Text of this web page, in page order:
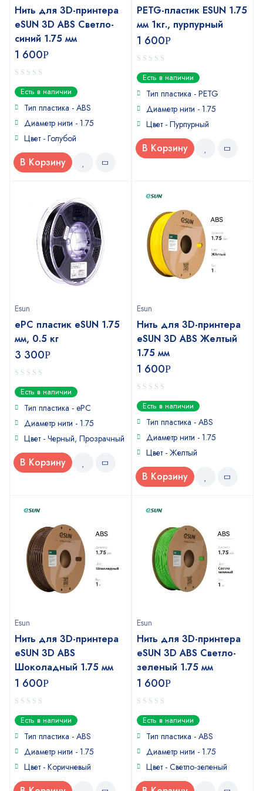
Нить для 3D-принтера
eSUN 3D ABS Светло-
синий 1.75 мм
1 600Р
0
out
of
Есть в наличии
Тип пластика - ABS
Диаметр нити - 1.75
Цвет - Голубой
В Корзину
PETG-пластик ESUN 1.75
мм 1кг., пурпурный
1 600Р
0
out
of
Есть в наличии
Тип пластика - PETG
Диаметр нити - 1.75
Цвет - Пурпурный
В Корзину
Esun
ePC пластик eSUN 1.75
мм, 0.5 кг
3 300Р
0
out
of
Есть в наличии
Тип пластика - ePC
Диаметр нити - 1.75
Цвет - Черный, Прозрачный
В Корзину
Esun
Нить для 3D-принтера
eSUN 3D ABS Желтый
1.75 мм
1 600Р
0
out
of
Есть в наличии
Тип пластика - ABS
Диаметр нити - 1.75
Цвет - Желтый
В Корзину
Esun
Нить для 3D-принтера
eSUN 3D ABS
Шоколадный 1.75 мм
1 600Р
0
out
of
Есть в наличии
Тип пластика - ABS
Диаметр нити - 1.75
Цвет - Коричневый
Esun
Нить для 3D-принтера
eSUN 3D ABS Светло-
зеленый 1.75 мм
1 600Р
0
out
of
Есть в наличии
Тип пластика - ABS
Диаметр нити - 1.75
Цвет - Светло-зеленый